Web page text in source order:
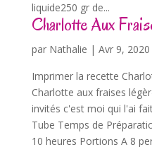
liquide250 gr de...
Charlotte Aux
par Nathalie | Avr 9, 2020
Imprimer la recette
Charlotte aux fraises
invités c'est moi qui l'ai
Tube Temps de
10 heures Portions A 8